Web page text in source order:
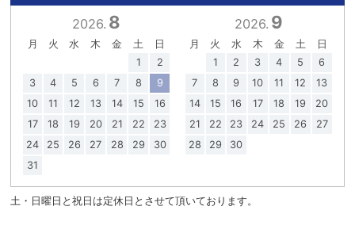
2026. 8
月 火 水 木 金 土
日
1
2
3
4 5 6 7 8
9
10
11 12 13 14 15
16
17
18 19 20 21 22
23
24
25 26 27 28 29
30
31
2026. 9
月 火 水 木 金 土
日
1
2 3 4 5
6
7
8 9 10 11 12
13
14
15 16 17 18 19
20
21
22 23 24 25 26
27
28
29 30
土・日曜日と祝日は定休日とさせて頂いております。